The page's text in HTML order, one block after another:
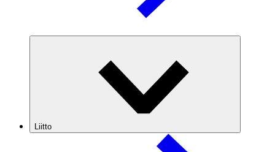
Liitto